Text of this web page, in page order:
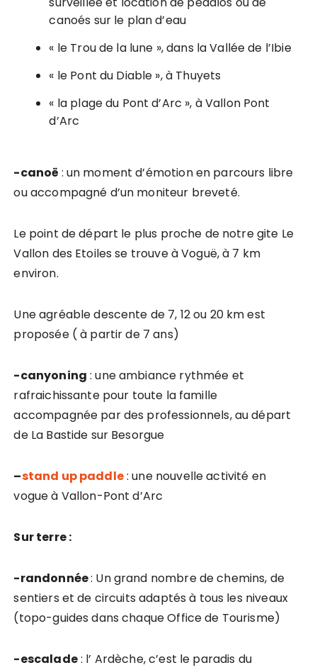
canoés sur le plan d’eau
« le Trou de la lune », dans la Vallée de l’Ibie
« le Pont du Diable », à Thuyets
« la plage du Pont d’Arc », à Vallon Pont
d’Arc
-canoë : un moment d’émotion en parcours libre
ou accompagné d’un moniteur breveté.
Le point de départ le plus proche de notre gite Le
Vallon des Etoiles se trouve à Voguë, à 7 km
environ.
Une agréable descente de 7, 12 ou 20 km est
proposée ( à partir de 7 ans)
-canyoning : une ambiance rythmée et
rafraichissante pour toute la famille
accompagnée par des professionnels, au départ
de La Bastide sur Besorgue
–stand up paddle: une nouvelle activité en
vogue à Vallon-Pont d’Arc
Sur terre :
-randonnée: Un grand nombre de chemins, de
sentiers et de circuits adaptés à tous les niveaux
(topo-guides dans chaque Office de Tourisme)
-escalade: l’ Ardèche, c’est le paradis du